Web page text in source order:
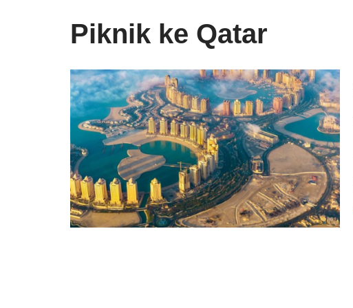
Piknik ke Qatar